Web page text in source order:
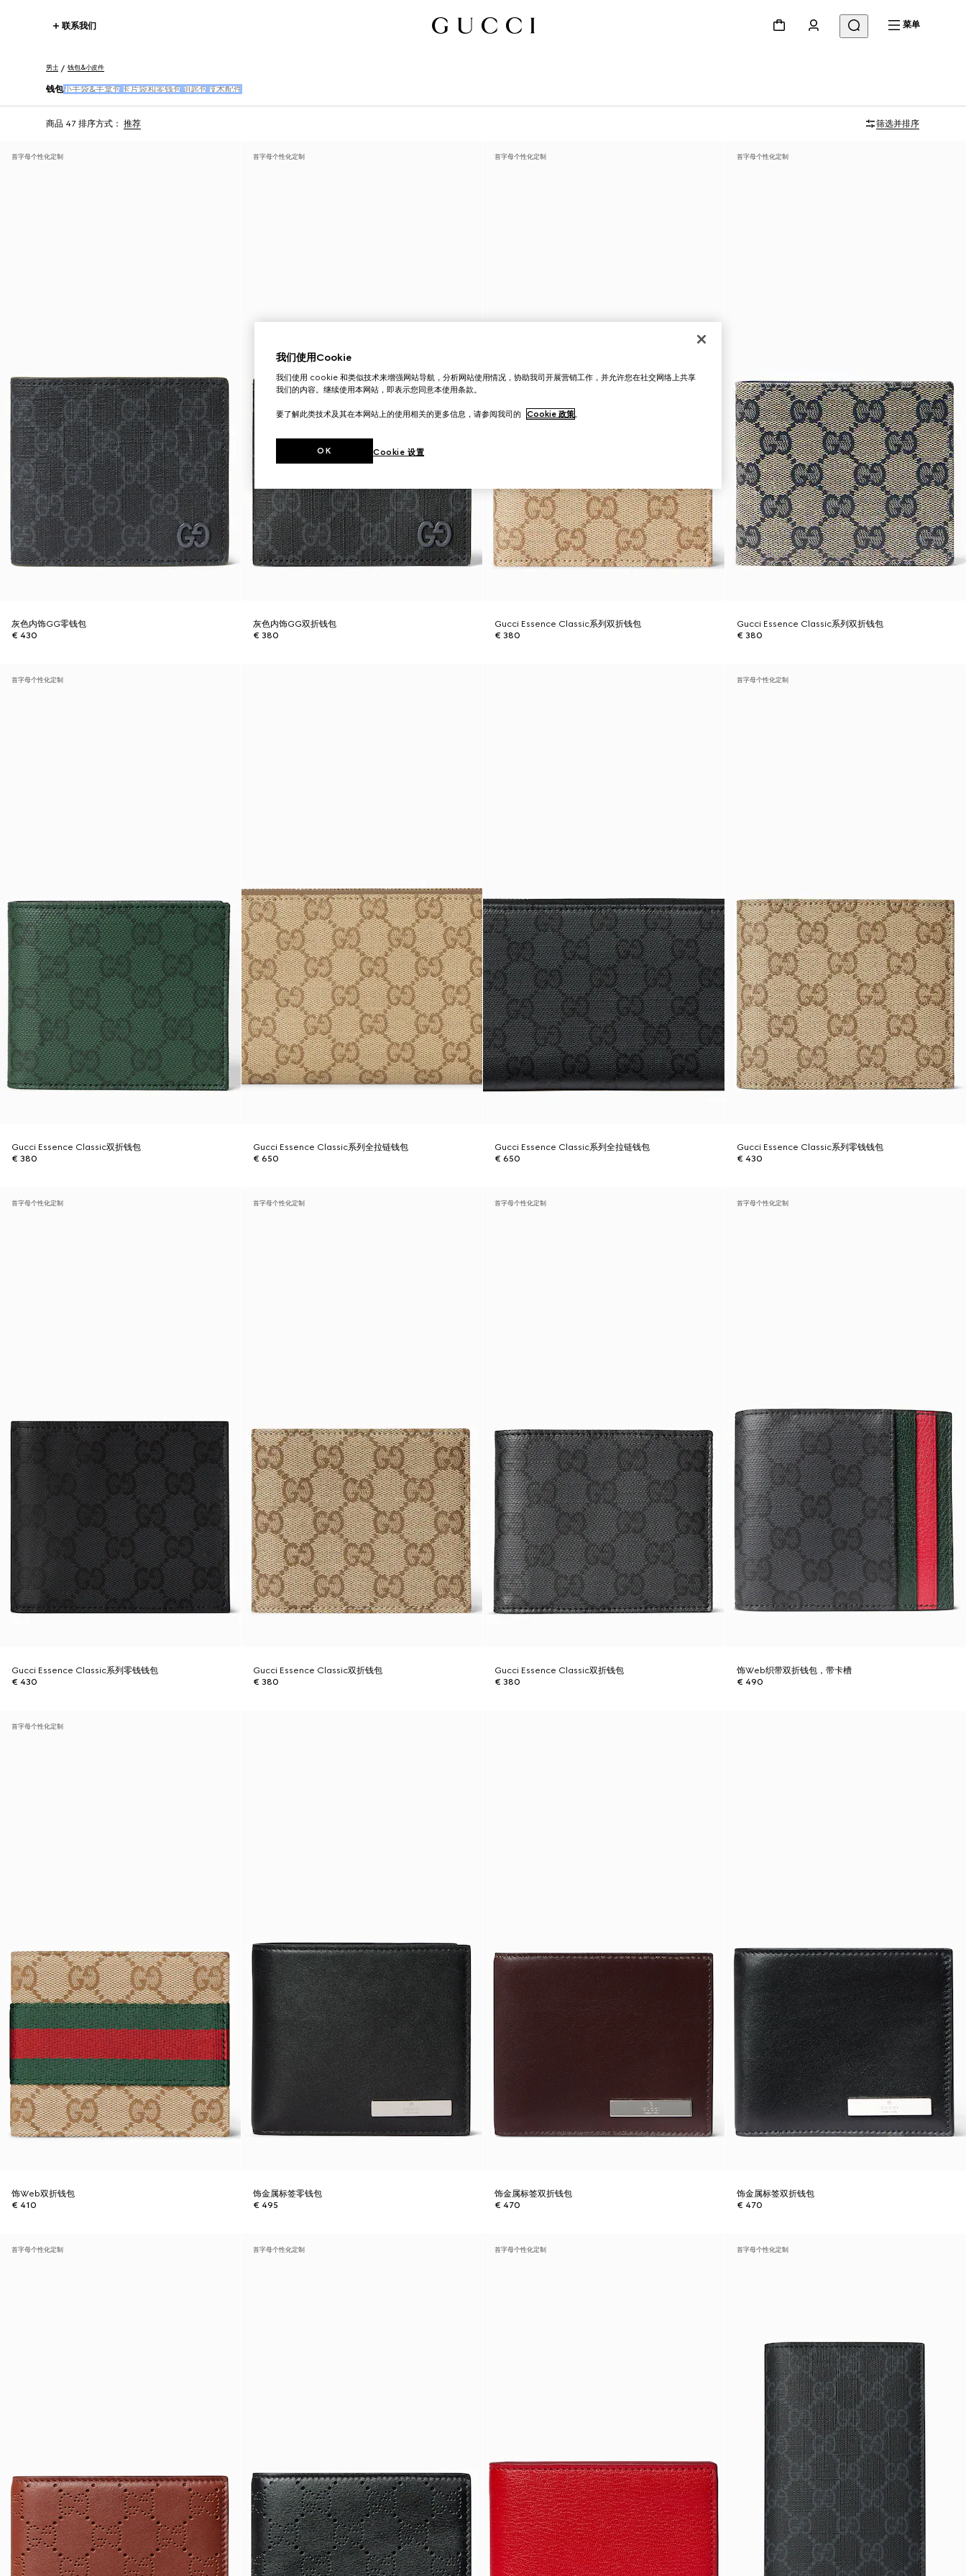
联系我们 菜单
男士 钱包&小皮件
钱包小手袋&手拿包 卡片袋和零钱包 钥匙包 技术配件
商品 47 排序方式： 推荐 筛选并排序
首字母个性化定制
灰色内饰GG零钱包
€ 430
首字母个性化定制
灰色内饰GG双折钱包
€ 380
首字母个性化定制
Gucci Essence Classic系列双折钱包
€ 380
首字母个性化定制
Gucci Essence Classic系列双折钱包
€ 380
首字母个性化定制
Gucci Essence Classic双折钱包
€ 380
Gucci Essence Classic系列全拉链钱包
€ 650
Gucci Essence Classic系列全拉链钱包
€ 650
首字母个性化定制
Gucci Essence Classic系列零钱钱包
€ 430
首字母个性化定制
Gucci Essence Classic系列零钱钱包
€ 430
首字母个性化定制
Gucci Essence Classic双折钱包
€ 380
首字母个性化定制
Gucci Essence Classic双折钱包
€ 380
首字母个性化定制
饰Web织带双折钱包，带卡槽
€ 490
首字母个性化定制
饰Web双折钱包
€ 410
饰金属标签零钱包
€ 495
饰金属标签双折钱包
€ 470
饰金属标签双折钱包
€ 470
首字母个性化定制 首字母个性化定制 首字母个性化定制 首字母个性化定制
我们使用Cookie
我们使用 cookie 和类似技术来增强网站导航，分析网站使用情况，协助我司开展营销工作，并允许您在社交网络上共享
我们的内容。继续使用本网站，即表示您同意本使用条款。
要了解此类技术及其在本网站上的使用相关的更多信息，请参阅我司的 Cookie 政策。
Cookie 设置
OK